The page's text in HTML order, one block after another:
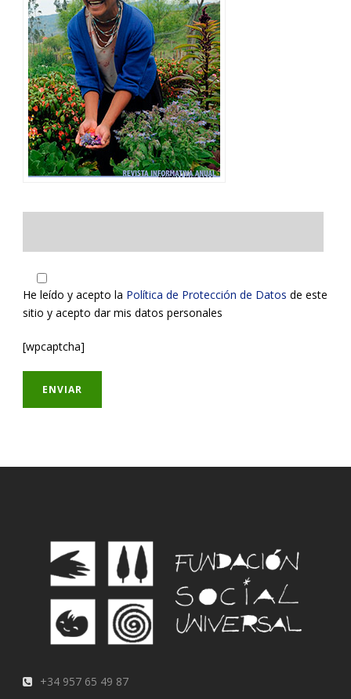
He leído y acepto la Política de Protección de Datos de este
sitio y acepto dar mis datos personales
[wpcaptcha]
+34 957 65 49 87